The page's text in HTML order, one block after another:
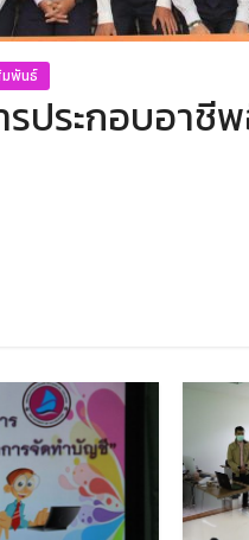
มพันธ์
รประกอบอาชี